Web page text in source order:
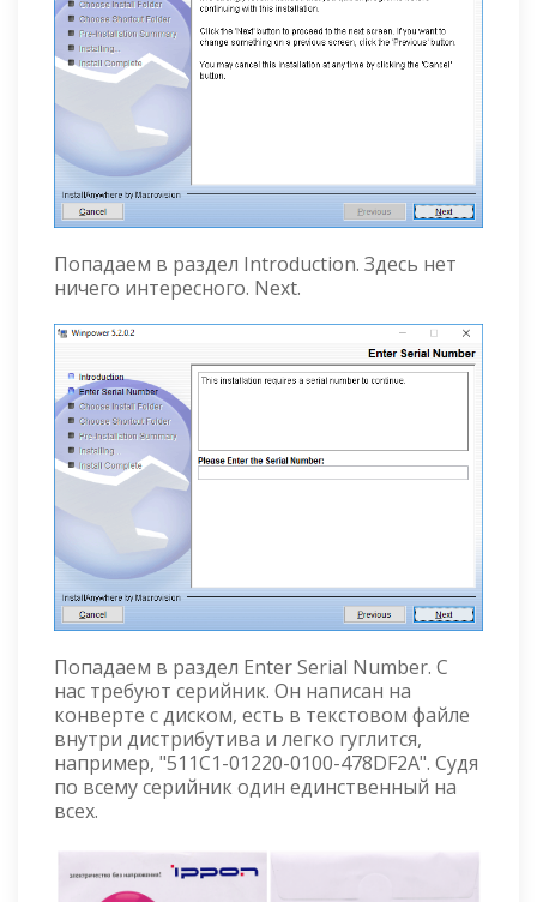
Попадаем в раздел Introduction. Здесь нет
ничего интересного. Next.
Попадаем в раздел Enter Serial Number. С
нас требуют серийник. Он написан на
конверте с диском, есть в текстовом файле
внутри дистрибутива и легко гуглится,
например, "511C1-01220-0100-478DF2A". Судя
по всему серийник один единственный на
всех.